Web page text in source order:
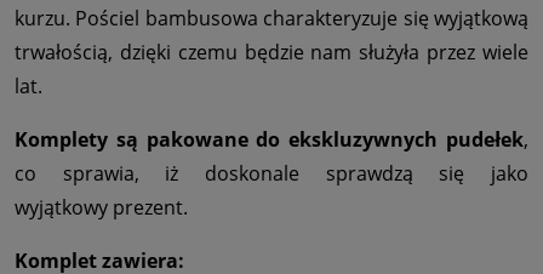
kurzu. Pościel bambusowa charakteryzuje się wyjątkową
trwałością, dzięki czemu będzie nam służyła przez wiele
lat.
Komplety są pakowane do ekskluzywnych pudełek,
co sprawia, iż doskonale sprawdzą się jako
wyjątkowy prezent.
Komplet zawiera: